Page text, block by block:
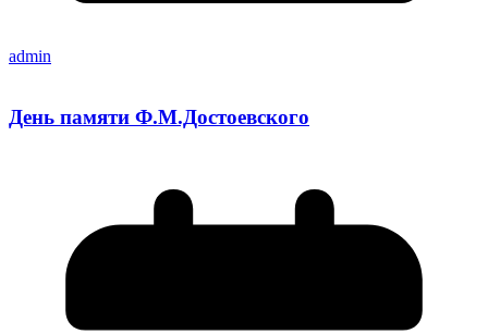
admin
День памяти Ф.М.Достоевского